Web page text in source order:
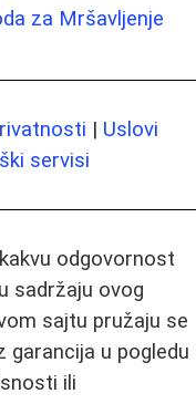
za Mršavljenje
| Uslovi
servisi
odgovornost
sadržaju ovog
sajtu pružaju se
garancija u pogledu
ili